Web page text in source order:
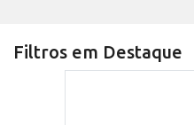
Filtros em Destaque